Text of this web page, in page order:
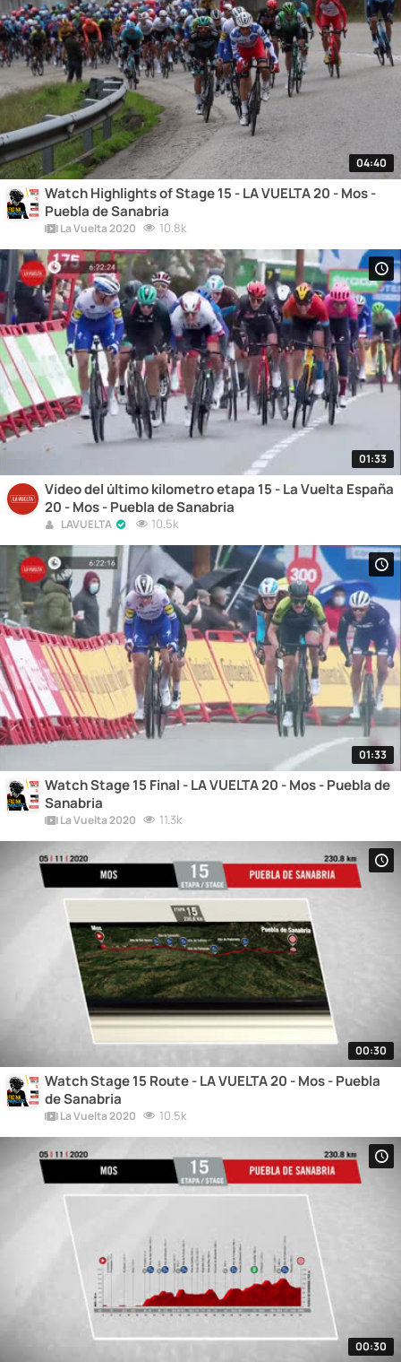
04:40
Watch Highlights of Stage 15 - LA VUELTA 20 - Mos -
Puebla de Sanabria
La Vuelta 2020 10.8k
01:33
Vídeo del último kilometro etapa 15 - La Vuelta España
20 - Mos - Puebla de Sanabria
LAVUELTA 10.5k
01:33
Watch Stage 15 Final - LA VUELTA 20 - Mos - Puebla de
Sanabria
La Vuelta 2020 11.3k
00:30
Watch Stage 15 Route - LA VUELTA 20 - Mos - Puebla
de Sanabria
La Vuelta 2020 10.5k
00:30